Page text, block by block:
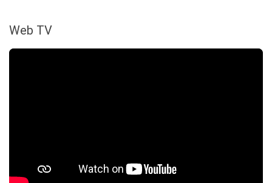
Web TV